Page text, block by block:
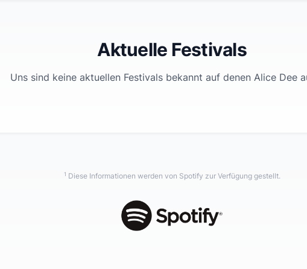
Aktuelle Festivals
Uns sind keine aktuellen Festivals bekannt auf denen Alice Dee
1 Diese Informationen werden von Spotify zur Verfügung gestellt.